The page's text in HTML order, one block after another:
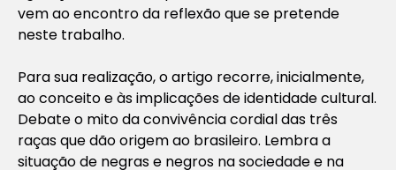
vem ao encontro da reflexão que se pretende
neste trabalho.
Para sua realização, o artigo recorre, inicialmente,
ao conceito e às implicações de identidade cultural.
Debate o mito da convivência cordial das três
raças que dão origem ao brasileiro. Lembra a
situação de negras e negros na sociedade e na